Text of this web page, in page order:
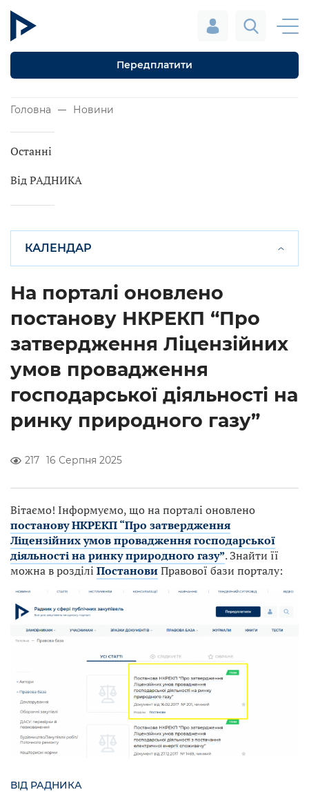
Передплатити
Головна Новини
Останні
Від РАДНИКА
КАЛЕНДАР
На порталі оновлено
постанову НКРЕКП “Про
затвердження Ліцензійних
умов провадження
господарської діяльності на
ринку природного газу”
217 16 Серпня 2025
Вітаємо! Інформуємо, що на порталі оновлено
постанову НКРЕКП “Про затвердження
Ліцензійних умов провадження господарської
діяльності на ринку природного газу”. Знайти її
можна в розділі ПостановиПравової бази порталу:
ВІД РАДНИКА